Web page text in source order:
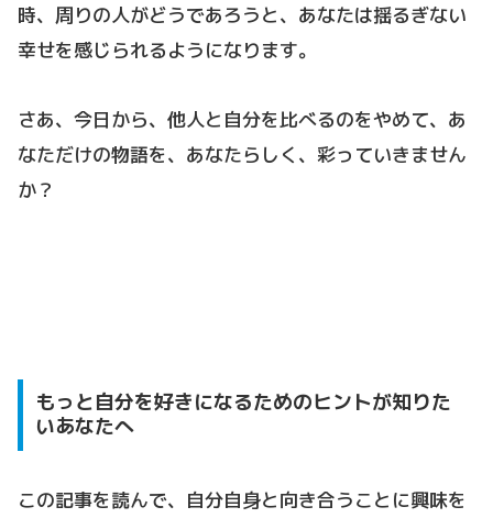
時、周りの人がどうであろうと、あなたは揺るぎない
幸せを感じられるようになります。
さあ、今日から、他人と自分を比べるのをやめて、あ
なただけの物語を、あなたらしく、彩っていきません
か？
もっと自分を好きになるためのヒントが知りた
いあなたへ
この記事を読んで、自分自身と向き合うことに興味を